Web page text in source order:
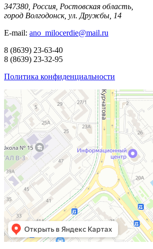
347380, Россия, Ростовская область,
город Волгодонск, ул. Дружбы, 14
E-mail: ano_milocerdie@mail.ru
8 (8639) 23-63-40
8 (8639) 23-32-95
Политика конфиденциальности